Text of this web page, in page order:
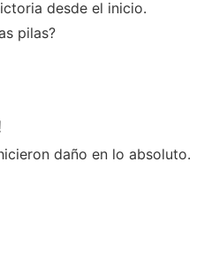
desde el inicio.
pilas?
daño en lo absoluto.